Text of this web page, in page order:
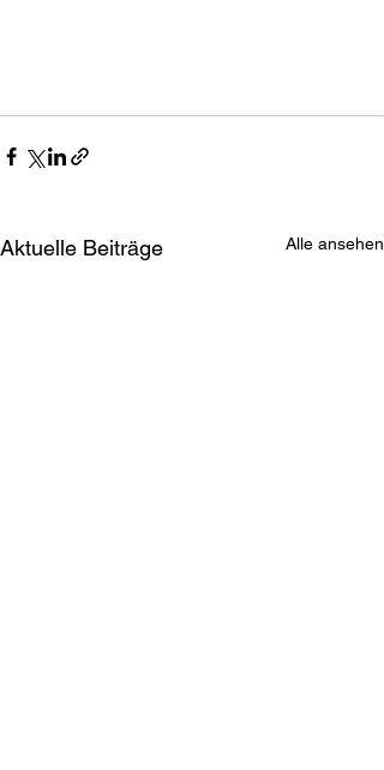
Aktuelle Beiträge Alle ansehen